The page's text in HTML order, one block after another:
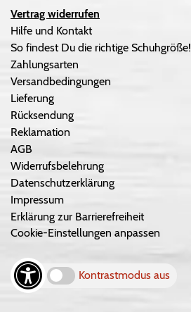
Vertrag widerrufen
Hilfe und Kontakt
So findest Du die richtige Schuhgröße!
Zahlungsarten
Versandbedingungen
Lieferung
Rücksendung
Reklamation
AGB
Widerrufsbelehrung
Datenschutzerklärung
Impressum
Erklärung zur Barrierefreiheit
Cookie-Einstellungen anpassen
Kontrastmodus aus